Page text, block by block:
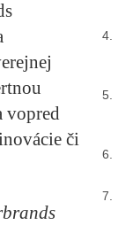
vopred
či
4.
5.
6.
7.